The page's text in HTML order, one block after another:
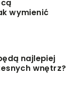
wymienić
najlepiej
wnętrz?